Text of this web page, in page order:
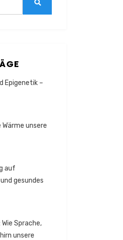
Epigenetik –
Wärme unsere
auf
gesundes
Sprache,
unsere